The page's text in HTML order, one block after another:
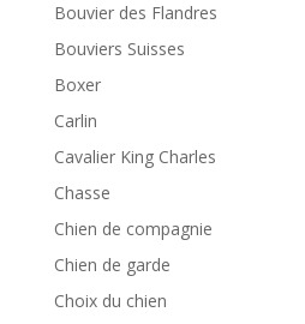
Bouvier des Flandres
Bouviers Suisses
Boxer
Carlin
Cavalier King Charles
Chasse
Chien de compagnie
Chien de garde
Choix du chien